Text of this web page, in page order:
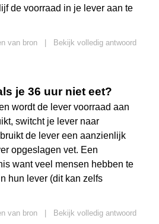
de voorraad in je lever aan te
van bron
Bekijk volledig antwoord
je 36 uur niet eet?
wordt de lever voorraad aan
switcht je lever naar
de lever een aanzienlijk
opgeslagen vet. Een
want veel mensen hebben te
hun lever (dit kan zelfs
van bron
Bekijk volledig antwoord